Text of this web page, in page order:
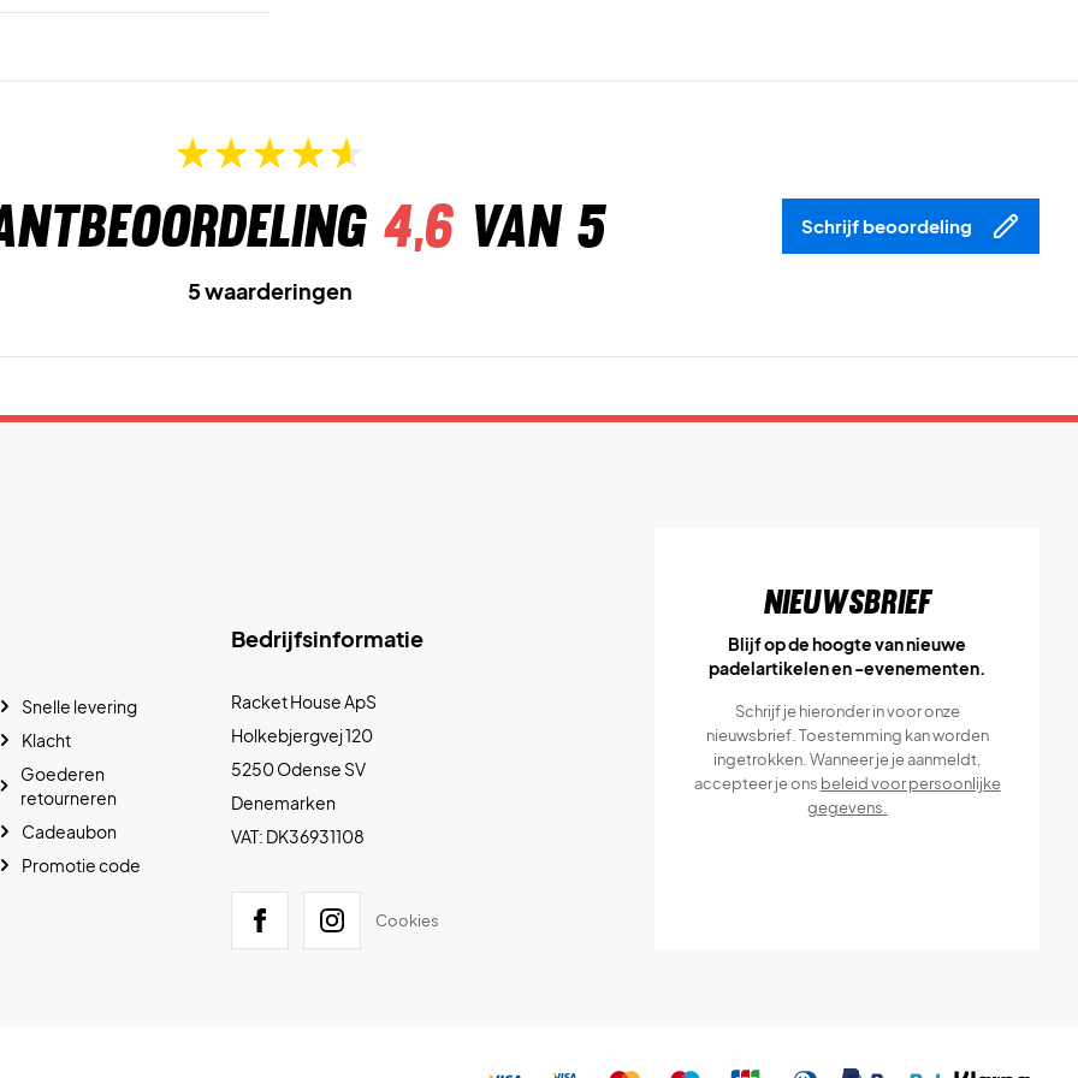
4,6van 5 Schrijf beoordeling
5 waarderingen
Bedrijfsinformatie
Racket House ApS
Holkebjergvej 120
5250 Odense SV
Denemarken
VAT: DK36931108
Cookies
Snelle levering
Klacht
Goederen
retourneren
Cadeaubon
Promotie code
Nieuwsbrief
Blijf op de hoogte van nieuwe
padelartikelen en -evenementen.
Schrijf je hieronder in voor onze
nieuwsbrief. Toestemming kan worden
ingetrokken. Wanneer je je aanmeldt,
accepteer je ons beleid voor persoonlijke
gegevens.